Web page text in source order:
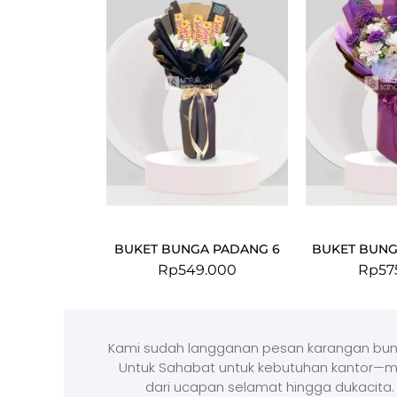
BUKET BUNGA PADANG 6
Rp549.000
BUKET
Rp
Kami sudah langganan pesan karangan
Untuk Sahabat untuk kebutuhan
dari ucapan selamat hingga dukacita.